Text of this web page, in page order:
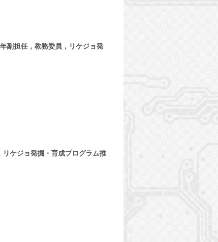
副担任，教務委員，リケジョ発
ケジョ発掘・育成プログラム推